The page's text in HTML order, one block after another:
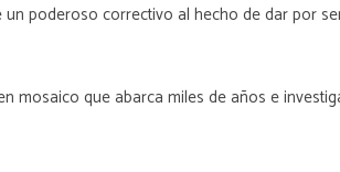
un poderoso correctivo al hecho de dar por
mosaico que abarca miles de años e